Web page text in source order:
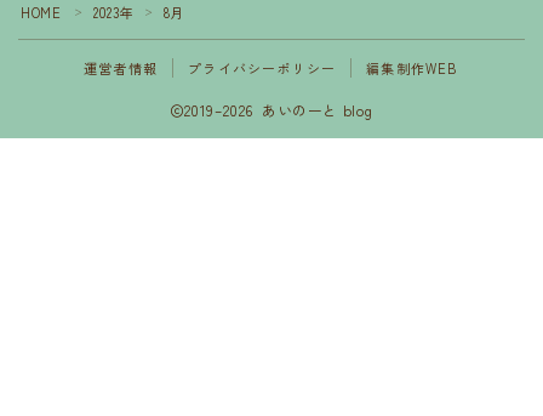
HOME ＞ 2023年 ＞ 8月
運営者情報 プライバシーポリシー 編集制作WEB
2019–2026 あいのーと blog